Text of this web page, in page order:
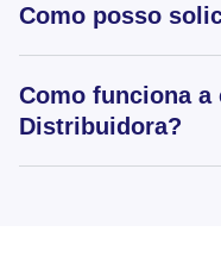
Como posso
Como funciona
Distribuidora?